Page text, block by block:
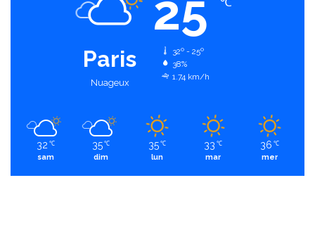
Paris
Nuageux
25
32º - 25º
38%
1.74 km/h
32 ℃
sam
35 ℃
dim
35 ℃
lun
33 ℃
mar
36 ℃
mer